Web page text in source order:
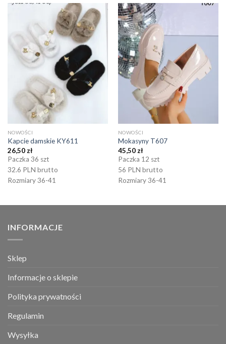
NOWOŚCI
Kapcie damskie KY611
26,50 zł
Paczka 36 szt
32.6 PLN brutto
Rozmiary 36-41
NOWOŚCI
Mokasyny T607
45,50 zł
Paczka 12 szt
56 PLN brutto
Rozmiary 36-41
INFORMACJE
Sklep
Informacje o sklepie
Polityka prywatności
Regulamin
Wysyłka